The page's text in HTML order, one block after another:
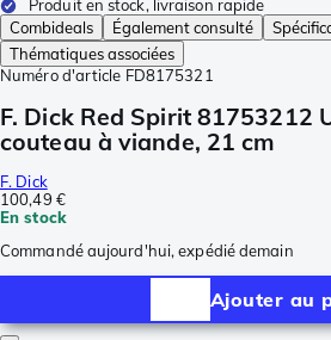
Produit en stock, livraison rapide
Combideals
Également consulté
Thématiques associées
Numéro d'article FD8175321
F. Dick Red Spirit 81753212
couteau à viande, 21 cm
F. Dick
100,49 €
En stock
Commandé aujourd'hui, expédié demain
Ajouter au